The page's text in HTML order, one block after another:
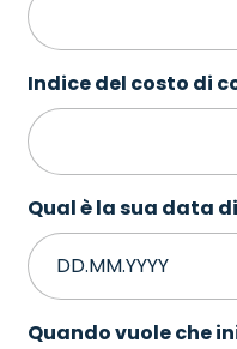
Indice del costo di
Qual è la sua data
Quando vuole che